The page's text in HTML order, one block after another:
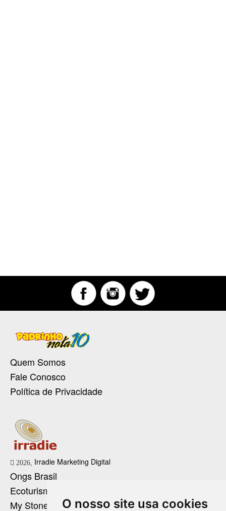
O nosso site usa cookies
Quem Somos
Fale Conosco
Política de Privacidade
2026, Irradie Marketing Digital
Ongs Brasil
Ecoturismo no Brasil
My Stone Cristaloterapia